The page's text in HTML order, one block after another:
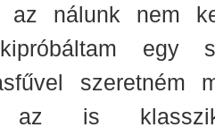
az nálunk nem
egy
szeretném
az is